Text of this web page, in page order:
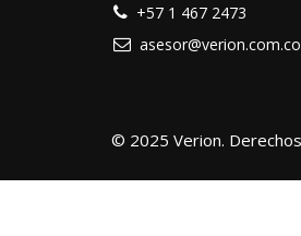
+57 1 467 2473
asesor@verion.com.co
© 2025 Verion.